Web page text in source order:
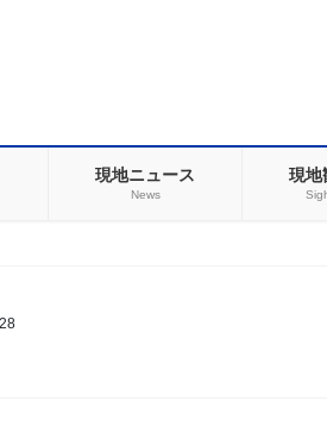
現地ニュース
News
現地